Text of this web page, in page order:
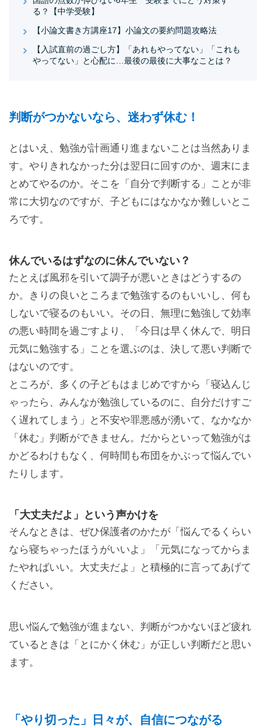
る？【中学受験】
【小論文書き方講座17】小論文の要約問題攻略法
【入試直前の過ごし方】「あれもやってない」「これも
やってない」と心配に…最後の最後に大事なことは？
判断がつかないなら、迷わず休む！
とはいえ、勉強が計画通り進まないことは当然ありま
す。やりきれなかった分は翌日に回すのか、週末にま
とめてやるのか。そこを「自分で判断する」ことが非
常に大切なのですが、子どもにはなかなか難しいとこ
ろです。
休んでいるはずなのに休んでいない？
たとえば風邪を引いて調子が悪いときはどうするの
か。きりの良いところまで勉強するのもいいし、何も
しないで寝るのもいい。その日、無理に勉強して効率
の悪い時間を過ごすより、「今日は早く休んで、明日
元気に勉強する」ことを選ぶのは、決して悪い判断で
はないのです。
ところが、多くの子どもはまじめですから「寝込んじ
ゃったら、みんなが勉強しているのに、自分だけすご
く遅れてしまう」と不安や罪悪感が湧いて、なかなか
「休む」判断ができません。だからといって勉強がは
かどるわけもなく、何時間も布団をかぶって悩んでい
たりします。
「大丈夫だよ」という声かけを
そんなときは、ぜひ保護者のかたが「悩んでるくらい
なら寝ちゃったほうがいいよ」「元気になってからま
たやればいい。大丈夫だよ」と積極的に言ってあげて
ください。
思い悩んで勉強が進まない、判断がつかないほど疲れ
ているときは「とにかく休む」が正しい判断だと思い
ます。
「やり切った」日々が、自信につながる